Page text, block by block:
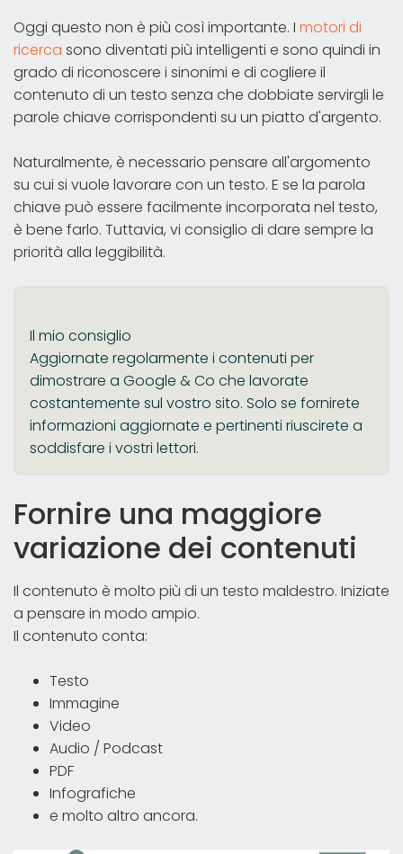
Oggi questo non è più così importante. I motori di
ricerca sono diventati più intelligenti e sono quindi in
grado di riconoscere i sinonimi e di cogliere il
contenuto di un testo senza che dobbiate servirgli le
parole chiave corrispondenti su un piatto d'argento.
Naturalmente, è necessario pensare all'argomento
su cui si vuole lavorare con un testo. E se la parola
chiave può essere facilmente incorporata nel testo,
è bene farlo. Tuttavia, vi consiglio di dare sempre la
priorità alla leggibilità.
Il mio consiglio
Aggiornate regolarmente i contenuti per
dimostrare a Google & Co che lavorate
costantemente sul vostro sito. Solo se fornirete
informazioni aggiornate e pertinenti riuscirete a
soddisfare i vostri lettori.
Fornire una maggiore
variazione dei contenuti
Il contenuto è molto più di un testo maldestro. Iniziate
a pensare in modo ampio.
Il contenuto conta:
Testo
Immagine
Video
Audio / Podcast
PDF
Infografiche
e molto altro ancora.